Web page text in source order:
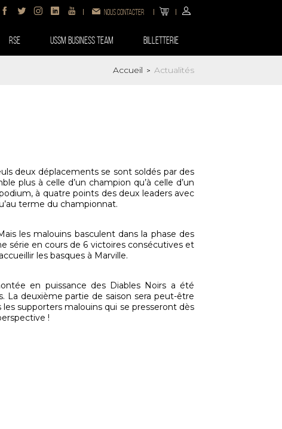
Nous contacter
RSE USSM BUSINESS TEAM Billetterie
Accueil > Actualités
deux déplacements se sont soldés par des
plus à celle d’un champion qu’à celle d’un
à quatre points des deux leaders avec
terme du championnat.
les malouins basculent dans la phase des
série en cours de 6 victoires consécutives et
les basques à Marville.
en puissance des Diables Noirs a été
La deuxième partie de saison sera peut-être
les supporters malouins qui se presseront dès
!